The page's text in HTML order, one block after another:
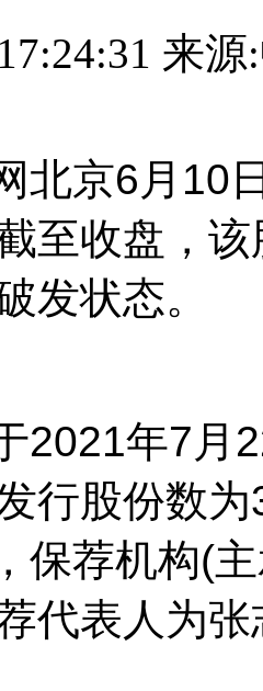
来源
北京6月10
至收盘，
发状态。
2021年7月
行股份数
保荐机构(
代表人为